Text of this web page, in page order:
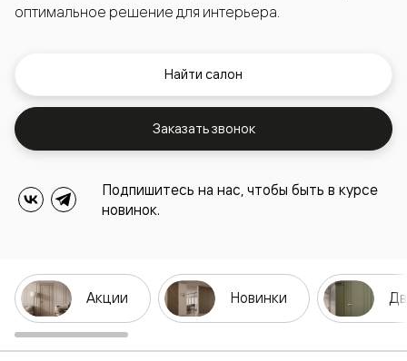
оптимальное решение для интерьера.
Найти салон
Заказать звонок
Подпишитесь на нас, чтобы быть в курсе
новинок.
Акции Новинки